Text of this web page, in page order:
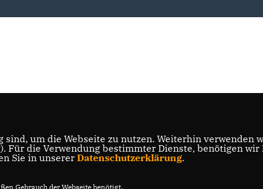
sind, um die Webseite zu nutzen. Weiterhin
Für die Verwendung bestimmter Dienste, benötigen
Sie in unserer Datenschutzerklärung.
Gebrauch der Webseite benötigt.